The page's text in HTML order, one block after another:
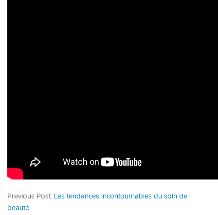
Previous Post: Les tendances incontournables du soin de
beauté